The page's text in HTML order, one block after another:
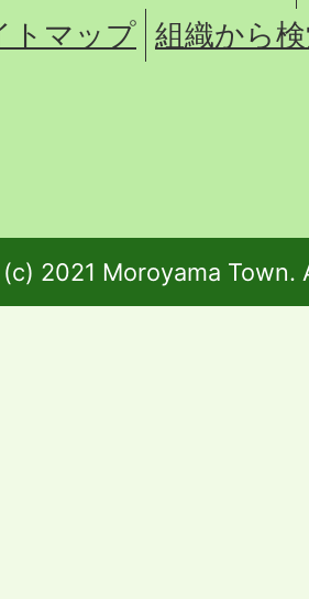
トマップ 組織から
2021 Moroyama Town.